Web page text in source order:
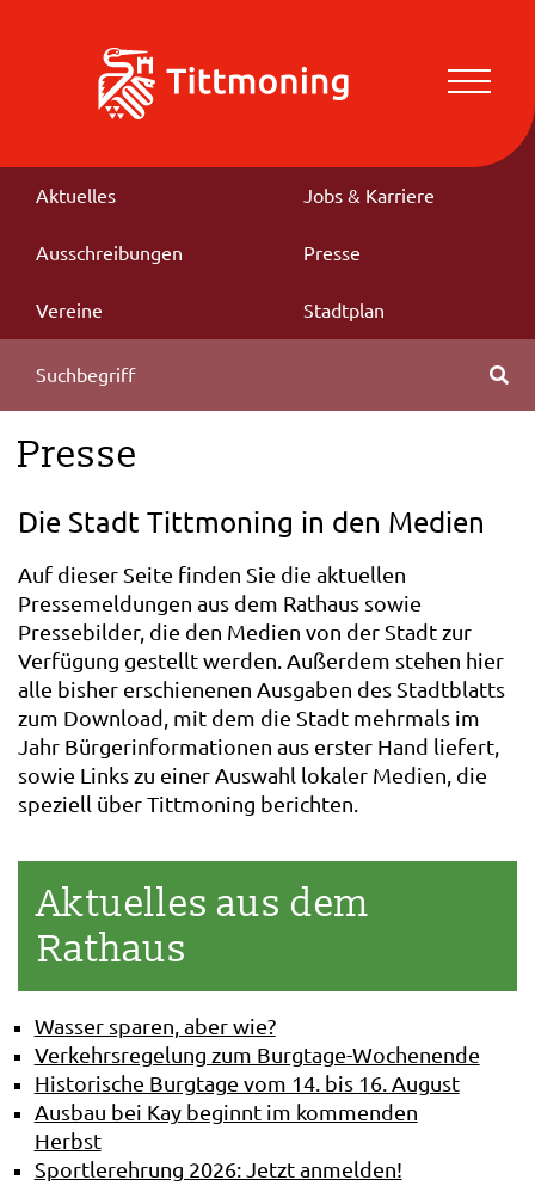
Aktuelles Jobs & Karriere
Ausschreibungen Presse
Vereine Stadtplan
Presse
Die Stadt Tittmoning in den Medien
Auf dieser Seite finden Sie die aktuellen
Pressemeldungen aus dem Rathaus sowie
Pressebilder, die den Medien von der Stadt zur
Verfügung gestellt werden. Außerdem stehen hier
alle bisher erschienenen Ausgaben des Stadtblatts
zum Download, mit dem die Stadt mehrmals im
Jahr Bürgerinformationen aus erster Hand liefert,
sowie Links zu einer Auswahl lokaler Medien, die
speziell über Tittmoning berichten.
Aktuelles aus dem
Rathaus
Wasser sparen, aber wie?
Verkehrsregelung zum Burgtage-Wochenende
Historische Burgtage vom 14. bis 16. August
Ausbau bei Kay beginnt im kommenden
Herbst
Sportlerehrung 2026: Jetzt anmelden!